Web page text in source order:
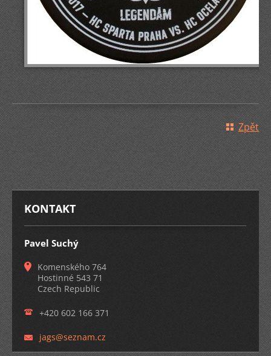
Zpět
KONTAKT
Pavel Suchý
Komenského 764
Hostinné 543 71
Czech Republic
+420 602 166 371
jags@seznam.cz